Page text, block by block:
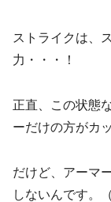
ストライクは、
力・・・！
正直、この状態
ーだけの方がカ
だけど、アーマ
しないんです。